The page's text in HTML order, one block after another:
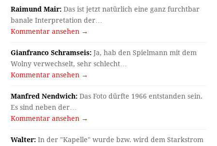
Raimund Mair: Das ist jetzt natürlich eine ganz furchtbar
banale Interpretation der…
Kommentar ansehen →
Gianfranco Schramseis: Ja, hab den Spielmann mit dem
Wolny verwechselt, sehr schlecht…
Kommentar ansehen →
Manfred Nendwich: Das Foto dürfte 1966 entstanden sein.
Es sind neben der…
Kommentar ansehen →
Walter: In der "Kapelle" wurde bzw. wird dem Starkstrom